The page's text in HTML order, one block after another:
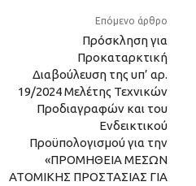
Επόμενο άρθρο
Πρόσκληση για
Προκαταρκτική
Διαβούλευση της υπ’ αρ.
19/2024 Μελέτης Τεχνικών
Προδιαγραφών και του
Ενδεικτικού
Προϋπολογισμού για την
«ΠΡΟΜΗΘΕΙΑ ΜΕΣΩΝ
ΑΤΟΜΙΚΗΣ ΠΡΟΣΤΑΣΙΑΣ ΓΙΑ